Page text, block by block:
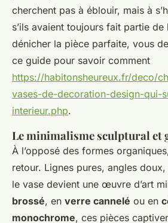
cherchent pas à éblouir, mais à
s’ils avaient toujours fait partie de
dénicher la pièce parfaite, vous
ce guide pour savoir comment
https://habitonsheureux.fr/deco/
vases-de-decoration-design-qui-
interieur.php.
Le minimalisme sculptural et
À l’opposé des formes
retour. Lignes pures, angles
le vase devient une œuvre d’art
brossé, en verre cannelé ou en
monochrome, ces pièces